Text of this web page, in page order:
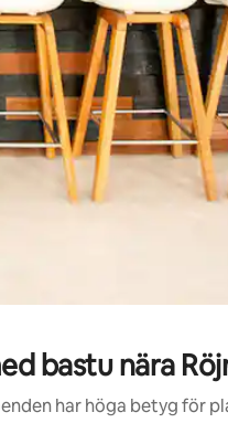
bastu nära
har höga betyg för